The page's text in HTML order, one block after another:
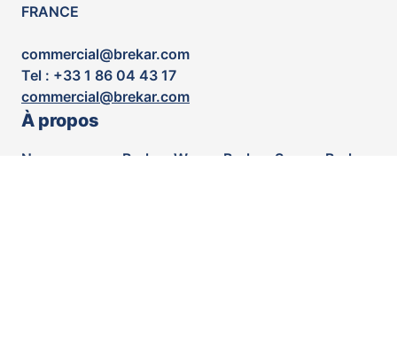
FRANCE
commercial@brekar.com
Tel : +33 1 86 04 43 17
commercial@brekar.com
À propos
Nous sommes Brekar. We are Brekar. Somos Brekar.